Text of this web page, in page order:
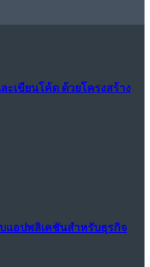
เขียนโค้ด ด้วยโครงสร้าง
ว็บแอปพลิเคชันสำหรับธุรกิจ